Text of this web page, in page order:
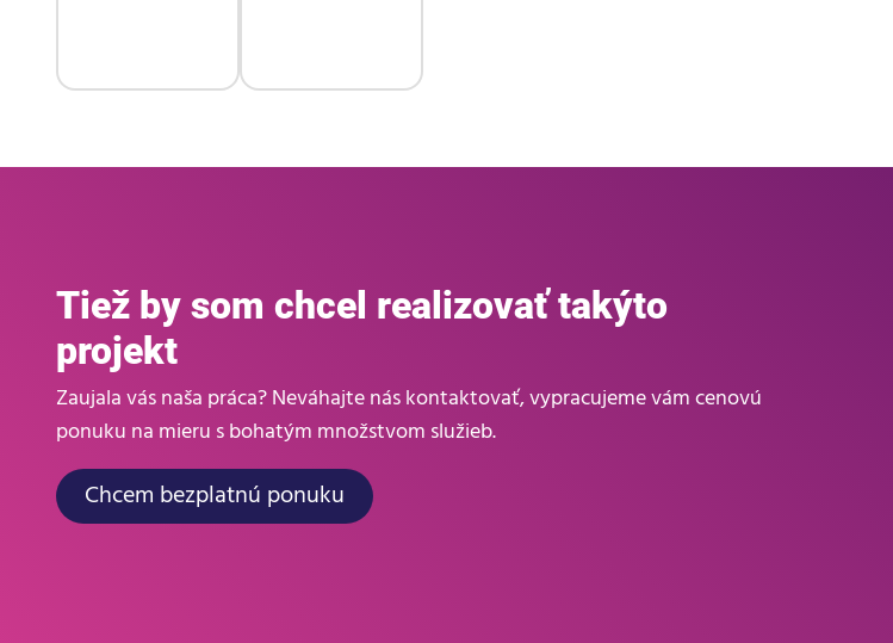
Tiež by som chcel realizovať takýto
projekt
Zaujala vás naša práca? Neváhajte nás kontaktovať, vypracujeme vám cenovú
ponuku na mieru s bohatým množstvom služieb.
Chcem bezplatnú ponuku